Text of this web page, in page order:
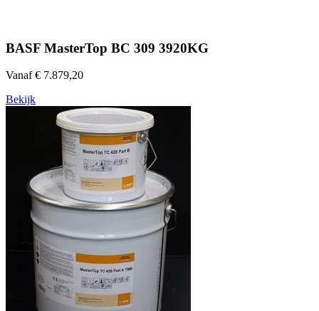
BASF MasterTop BC 309 3920KG
Vanaf € 7.879,20
Bekijk